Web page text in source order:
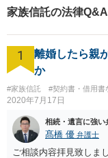
家族信託の法律
1
離婚したら親
か
#家族信託 #契約書・借用書
2020年7月17日
相続・遺言に強い
髙橋 優 弁護士
ご相談内容拝見致しま